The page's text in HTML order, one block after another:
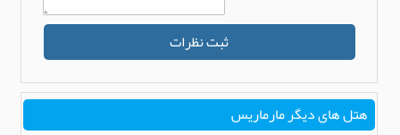
ثبت نظرات
هتل های دیگر مارماریس